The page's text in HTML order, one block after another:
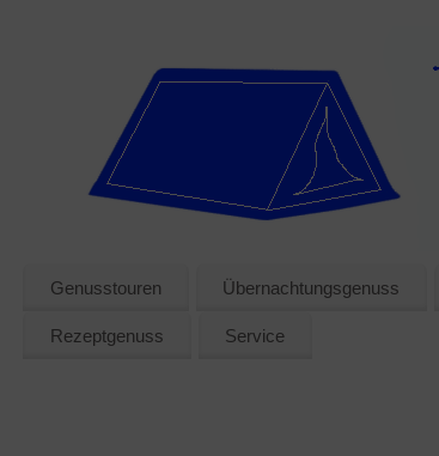
Genusstouren Übernachtungsgenuss
Rezeptgenuss Service